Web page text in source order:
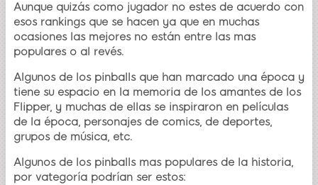
Aunque quizás como jugador no estes de acuerdo con
esos rankings que se hacen ya que en muchas
ocasiones las mejores no están entre las mas
populares o al revés.
Algunos de los pinballs que han marcado una época y
tiene su espacio en la memoria de los amantes de los
Flipper, y muchas de ellas se inspiraron en películas
de la época, personajes de comics, de deportes,
grupos de música, etc.
Algunos de los pinballs mas populares de la historia,
por vategoría podrían ser estos: